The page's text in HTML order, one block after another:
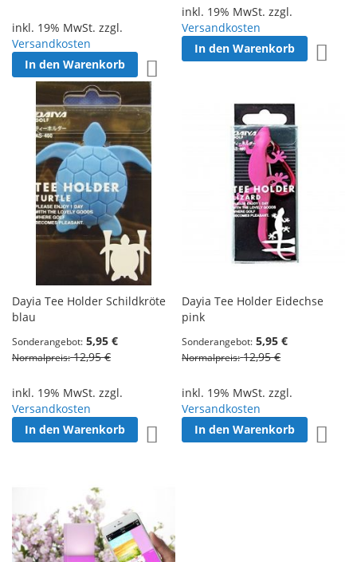
inkl. 19% MwSt. zzgl.
Versandkosten
In den Warenkorb
Zur Wunschliste hinzufügen
inkl. 19% MwSt. zzgl.
Versandkosten
In den Warenkorb
Dayia Tee Holder Schildkröte
blau
Sonderangebot 5,95 €
Normalpreis 12,95 €
inkl. 19% MwSt. zzgl.
Versandkosten
In den Warenkorb
Zur Wunschliste hinzufügen
Dayia Tee Holder Eidechse
pink
Sonderangebot 5,95 €
Normalpreis 12,95 €
inkl. 19% MwSt. zzgl.
Versandkosten
In den Warenkorb